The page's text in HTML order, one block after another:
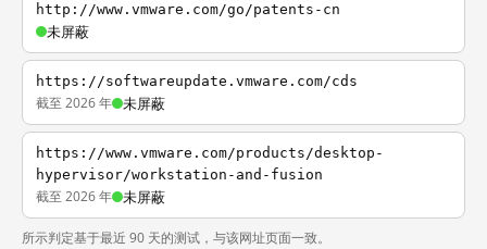
http://www.vmware.com/go/patents-cn
未屏蔽
https://softwareupdate.vmware.com/cds
截至 2026 年 未屏蔽
https://www.vmware.com/products/desktop-
hypervisor/workstation-and-fusion
截至 2026 年 未屏蔽
所示判定基于最近 90 天的测试，与该网址页面一致。